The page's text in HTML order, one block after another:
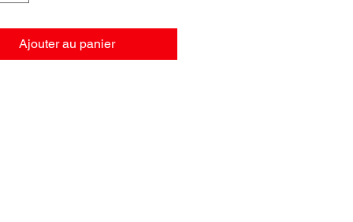
Ajouter au panier